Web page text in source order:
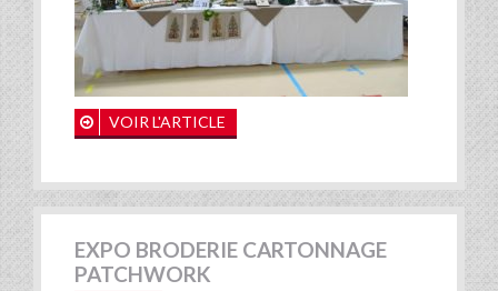
VOIR L'ARTICLE
EXPO BRODERIE CARTONNAGE
PATCHWORK